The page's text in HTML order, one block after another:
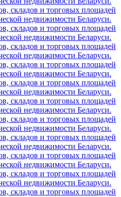
складов и торговых площадей
недвижимости Беларуси.
складов и торговых площадей
недвижимости Беларуси.
складов и торговых площадей
недвижимости Беларуси.
складов и торговых площадей
недвижимости Беларуси.
складов и торговых площадей
недвижимости Беларуси.
складов и торговых площадей
недвижимости Беларуси.
складов и торговых площадей
недвижимости Беларуси.
складов и торговых площадей
недвижимости Беларуси.
складов и торговых площадей
недвижимости Беларуси.
складов и торговых площадей
недвижимости Беларуси.
складов и торговых площадей